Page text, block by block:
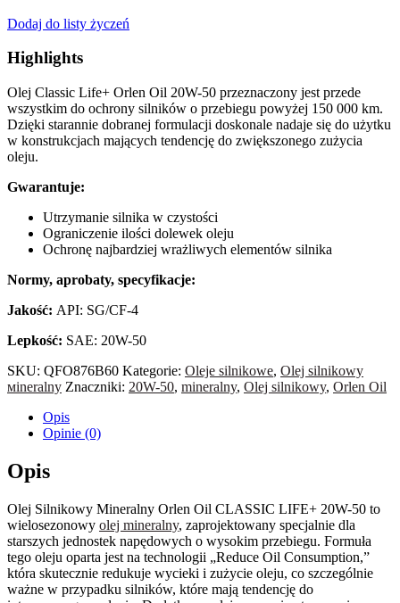
Dodaj do listy życzeń
Highlights
Olej Classic Life+ Orlen Oil 20W-50 przeznaczony jest przede
wszystkim do ochrony silników o przebiegu powyżej 150 000 km.
Dzięki starannie dobranej formulacji doskonale nadaje się do użytku
w konstrukcjach mających tendencję do zwiększonego zużycia
oleju.
Gwarantuje:
Utrzymanie silnika w czystości
Ograniczenie ilości dolewek oleju
Ochronę najbardziej wrażliwych elementów silnika
Normy, aprobaty, specyfikacje:
Jakość: API: SG/CF-4
Lepkość: SAE: 20W-50
SKU: QFO876B60 Kategorie: Oleje silnikowe, Оlej silnikowy
мineralny Znaczniki: 20W-50, mineralny, Olej silnikowy, Orlen Oil
Opis
Opinie (0)
Opis
Olej Silnikowy Mineralny Orlen Oil CLASSIC LIFE+ 20W-50 to
wielosezonowy olej mineralny, zaprojektowany specjalnie dla
starszych jednostek napędowych o wysokim przebiegu. Formuła
tego oleju oparta jest na technologii „Reduce Oil Consumption,”
która skutecznie redukuje wycieki i zużycie oleju, co szczególnie
ważne w przypadku silników, które mają tendencję do